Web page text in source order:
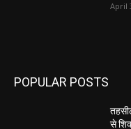
April
POPULAR POSTS
से